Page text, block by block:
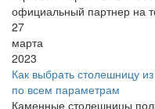
официальный партнер на
27
марта
2023
Как выбрать столешницу
по всем параметрам
Каменные столешницы